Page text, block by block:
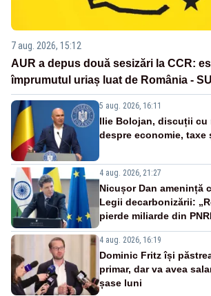
7 aug. 2026, 15:12
AUR a depus două sesizări la CCR:
împrumutul uriaș luat de România -
5 aug. 2026, 16:11
Ilie Bolojan, discuții cu
despre economie, taxe
4 aug. 2026, 21:27
Nicușor Dan amenință
Legii decarbonizării:
pierde miliarde din
4 aug. 2026, 16:19
Dominic Fritz își
primar, dar va avea
șase luni